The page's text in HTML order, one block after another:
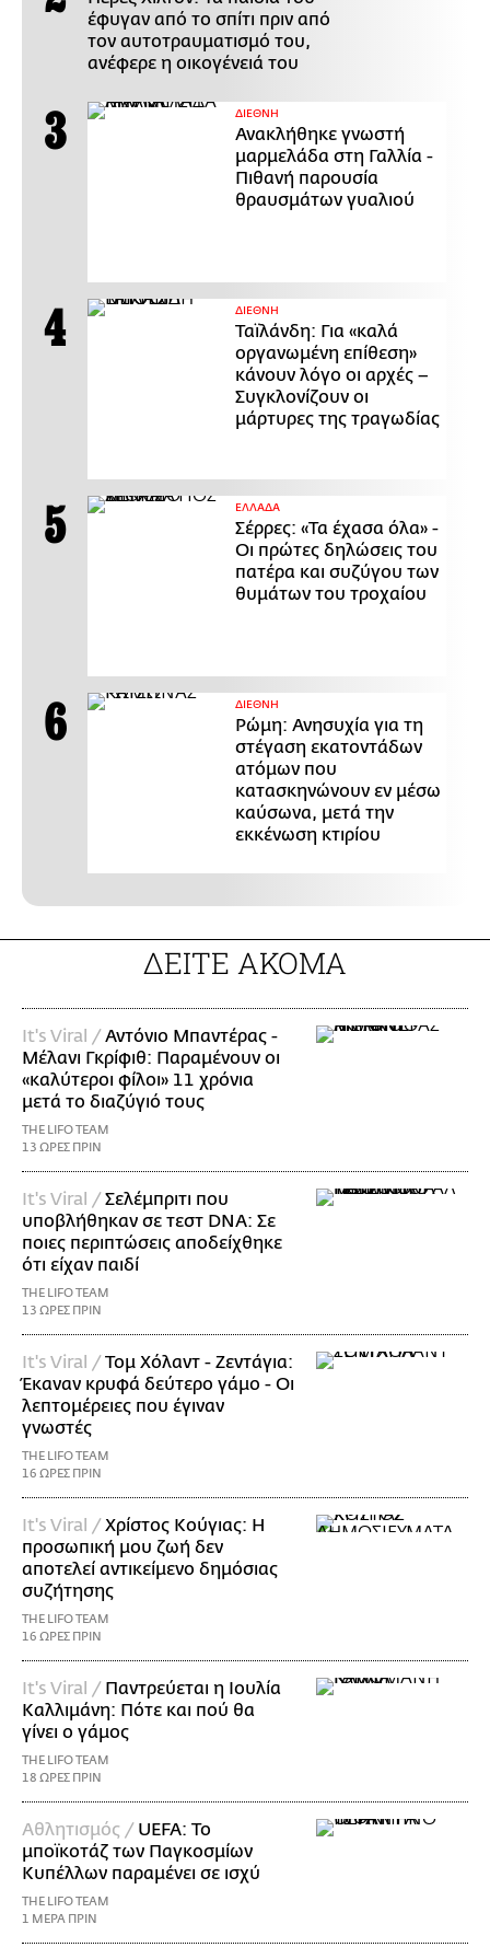
έφυγαν από το σπίτι πριν από
τον αυτοτραυματισμό του,
ανέφερε η οικογένειά του
ΔΙΕΘΝΗ
Ανακλήθηκε γνωστή
μαρμελάδα στη Γαλλία -
Πιθανή παρουσία
θραυσμάτων γυαλιού
ΔΙΕΘΝΗ
Ταϊλάνδη: Για «καλά
οργανωμένη επίθεση»
κάνουν λόγο οι αρχές –
Συγκλονίζουν οι
μάρτυρες της τραγωδίας
ΕΛΛΑΔΑ
Σέρρες: «Τα έχασα όλα» -
Οι πρώτες δηλώσεις του
πατέρα και συζύγου των
θυμάτων του τροχαίου
ΔΙΕΘΝΗ
Ρώμη: Ανησυχία για τη
στέγαση εκατοντάδων
ατόμων που
κατασκηνώνουν εν μέσω
καύσωνα, μετά την
εκκένωση κτιρίου
ΔΕΙΤΕ ΑΚΟΜΑ
It's Viral /Αντόνιο Μπαντέρας -
Μέλανι Γκρίφιθ: Παραμένουν οι
«καλύτεροι φίλοι» 11 χρόνια
μετά το διαζύγιό τους
THE LIFO TEAM
13 ΩΡΕΣ ΠΡΙΝ
It's Viral /Σελέμπριτι που
υποβλήθηκαν σε τεστ DNA: Σε
ποιες περιπτώσεις αποδείχθηκε
ότι είχαν παιδί
THE LIFO TEAM
13 ΩΡΕΣ ΠΡΙΝ
It's Viral /Τομ Χόλαντ - Ζεντάγια:
Έκαναν κρυφά δεύτερο γάμο - Οι
λεπτομέρειες που έγιναν
γνωστές
THE LIFO TEAM
16 ΩΡΕΣ ΠΡΙΝ
It's Viral /Χρίστος Κούγιας: Η
προσωπική μου ζωή δεν
αποτελεί αντικείμενο δημόσιας
συζήτησης
THE LIFO TEAM
16 ΩΡΕΣ ΠΡΙΝ
It's Viral / Παντρεύεται η Ιουλία
Καλλιμάνη: Πότε και πού θα
γίνει ο γάμος
THE LIFO TEAM
18 ΩΡΕΣ ΠΡΙΝ
Αθλητισμός / UEFA: Το
μποϊκοτάζ των Παγκοσμίων
Κυπέλλων παραμένει σε ισχύ
THE LIFO TEAM
1 ΜΕΡΑ ΠΡΙΝ